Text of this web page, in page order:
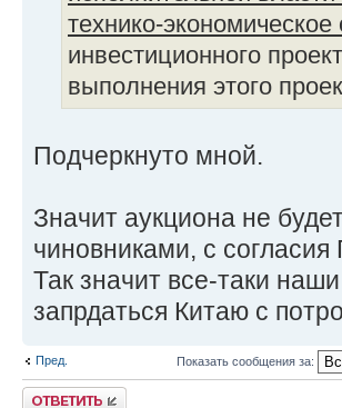
технико-
инвестиционного
выполнения этого
Подчеркнуто мной.
Значит аукциона не
чиновниками, с
Так значит все-таки
запрдаться Китаю с
Пред. Показать сообщения за:
Ответить